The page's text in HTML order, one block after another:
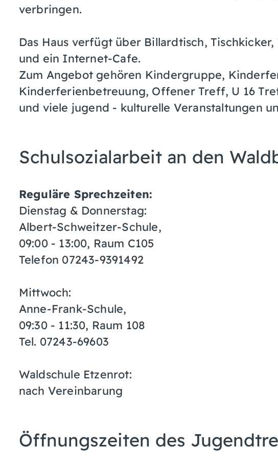
verbringen.
Das Haus verfügt über Billardtisch,
und ein Internet-Cafe.
Zum Angebot gehören Kindergruppe,
Kinderferienbetreuung, Offener Treff, U 16
und viele jugend - kulturelle Veranstaltungen
Schulsozialarbeit an den
Reguläre Sprechzeiten:
Dienstag & Donnerstag:
Albert-Schweitzer-Schule,
09:00 - 13:00, Raum C105
Telefon 07243-9391492
Mittwoch:
Anne-Frank-Schule,
09:30 - 11:30, Raum 108
Tel. 07243-69603
Waldschule Etzenrot:
nach Vereinbarung
Öffnungszeiten des